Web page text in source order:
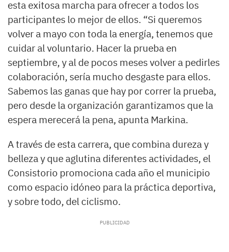
esta exitosa marcha para ofrecer a todos los
participantes lo mejor de ellos. “Si queremos
volver a mayo con toda la energía, tenemos que
cuidar al voluntario. Hacer la prueba en
septiembre, y al de pocos meses volver a pedirles
colaboración, sería mucho desgaste para ellos.
Sabemos las ganas que hay por correr la prueba,
pero desde la organización garantizamos que la
espera merecerá la pena, apunta Markina.
A través de esta carrera, que combina dureza y
belleza y que aglutina diferentes actividades, el
Consistorio promociona cada año el municipio
como espacio idóneo para la práctica deportiva,
y sobre todo, del ciclismo.